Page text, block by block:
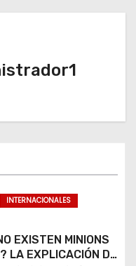
INTERNACIONALES
EXISTEN MINIONS
LA EXPLICACIÓN DE